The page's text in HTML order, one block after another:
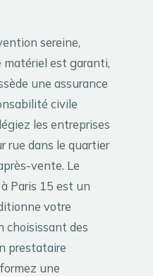
sereine,
matériel est garanti,
une assurance
civile
les entreprises
rue dans le quartier
vente. Le
Paris 15 est un
votre
choisissant des
prestataire
une